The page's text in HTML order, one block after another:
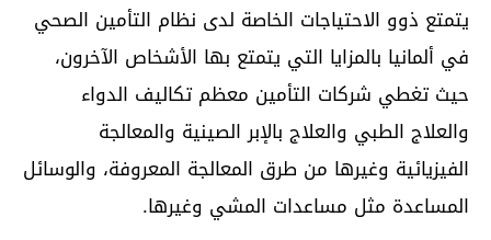
يتمتع ذوو الاحتياجات الخاصة لدى نظام التأمين الصحي
في ألمانيا بالمزايا التي يتمتع بها الأشخاص الآخرون،
حيث تغطي شركات التأمين معظم تكاليف الدواء
والعلاج الطبي والعلاج بالإبر الصينية والمعالجة
الفيزيائية وغيرها من طرق المعالجة المعروفة، والوسائل
المساعدة مثل مساعدات المشي وغيرها.